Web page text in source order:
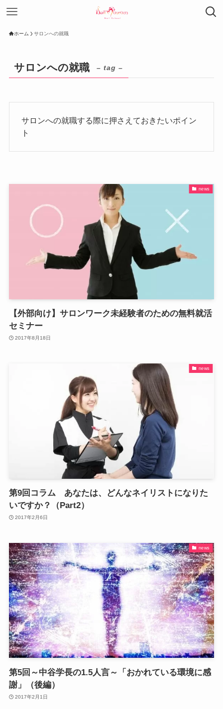
ホーム サロンへの就職
サロンへの就職 – tag –
サロンへの就職する際に押さえておきたいポイン
ト
news
【外部向け】サロンワーク未経験者のための無料就活
セミナー
2017年8月18日
news
第9回コラム あなたは、どんなネイリストになりた
いですか？（Part2）
2017年2月6日
news
第5回～中谷学長の1.5人言～「おかれている環境に感
謝」（後編）
2017年2月1日